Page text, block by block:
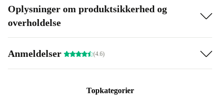
Oplysninger om produktsikkerhed og
overholdelse
Anmeldelser (4.6)
Topkategorier